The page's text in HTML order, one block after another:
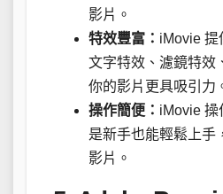
影片。
特效豐富： iMovie 提
文字特效、濾鏡特效
你的影片更具吸引力
操作簡便： iMovie 操
是新手也能輕鬆上手
影片。